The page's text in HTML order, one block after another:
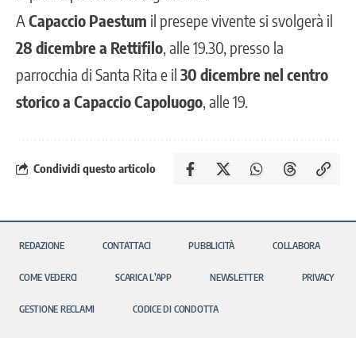
A Capaccio Paestum il presepe vivente si svolgerà il
28 dicembre a Rettifilo , alle 19.30, presso la
parrocchia di Santa Rita e il 30 dicembre nel centro
storicoa Capaccio Capoluogo , alle 19.
Condividi questo articolo
REDAZIONE CONTATTACI PUBBLICITÀ COLLABORA
COME VEDERCI SCARICA L’APP NEWSLETTER PRIVACY
GESTIONE RECLAMI CODICE DI CONDOTTA